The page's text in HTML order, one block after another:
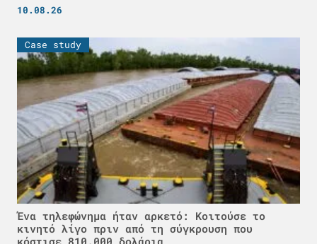
10.08.26
Case study
Ένα τηλεφώνημα ήταν αρκετό: Κοιτούσε το
κινητό λίγο πριν από τη σύγκρουση που
κόστισε 810.000 δολάρια